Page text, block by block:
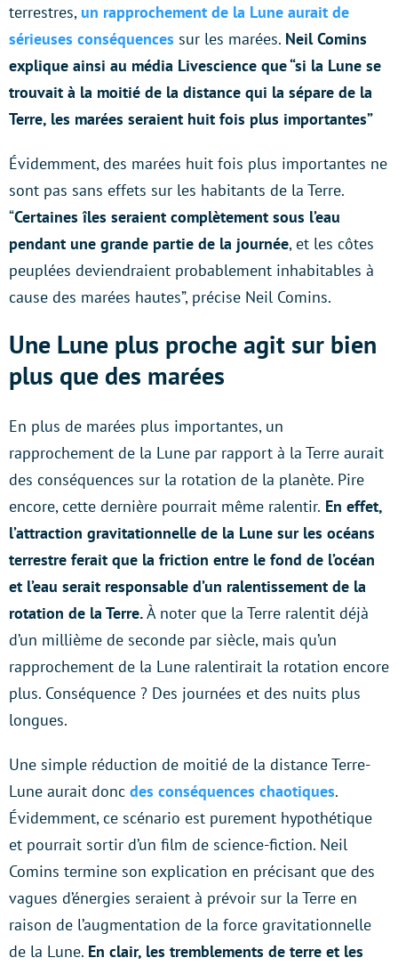
terrestres, un rapprochement de la Lune aurait de
sérieuses conséquences sur les marées. Neil Comins
explique ainsi au média Livescience que “si la Lune se
trouvait à la moitié de la distance qui la sépare de la
Terre, les marées seraient huit fois plus importantes”
Évidemment, des marées huit fois plus importantes ne
sont pas sans effets sur les habitants de la Terre.
“Certaines îles seraient complètement sous l’eau
pendant une grande partie de la journée, et les côtes
peuplées deviendraient probablement inhabitables à
cause des marées hautes”, précise Neil Comins.
Une Lune plus proche agit sur bien
plus que des marées
En plus de marées plus importantes, un
rapprochement de la Lune par rapport à la Terre aurait
des conséquences sur la rotation de la planète. Pire
encore, cette dernière pourrait même ralentir. En effet,
l’attraction gravitationnelle de la Lune sur les océans
terrestre ferait que la friction entre le fond de l’océan
et l’eau serait responsable d’un ralentissement de la
rotation de la Terre.À noter que la Terre ralentit déjà
d’un millième de seconde par siècle, mais qu’un
rapprochement de la Lune ralentirait la rotation encore
plus. Conséquence ? Des journées et des nuits plus
longues.
Une simple réduction de moitié de la distance Terre-
Lune aurait donc des conséquences chaotiques.
Évidemment, ce scénario est purement hypothétique
et pourrait sortir d’un film de science-fiction. Neil
Comins termine son explication en précisant que des
vagues d’énergies seraient à prévoir sur la Terre en
raison de l’augmentation de la force gravitationnelle
de la Lune. En clair, les tremblements de terre et les